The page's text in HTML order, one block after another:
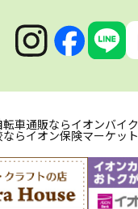
転車通販ならイオンバイク
らイオン保険マーケット